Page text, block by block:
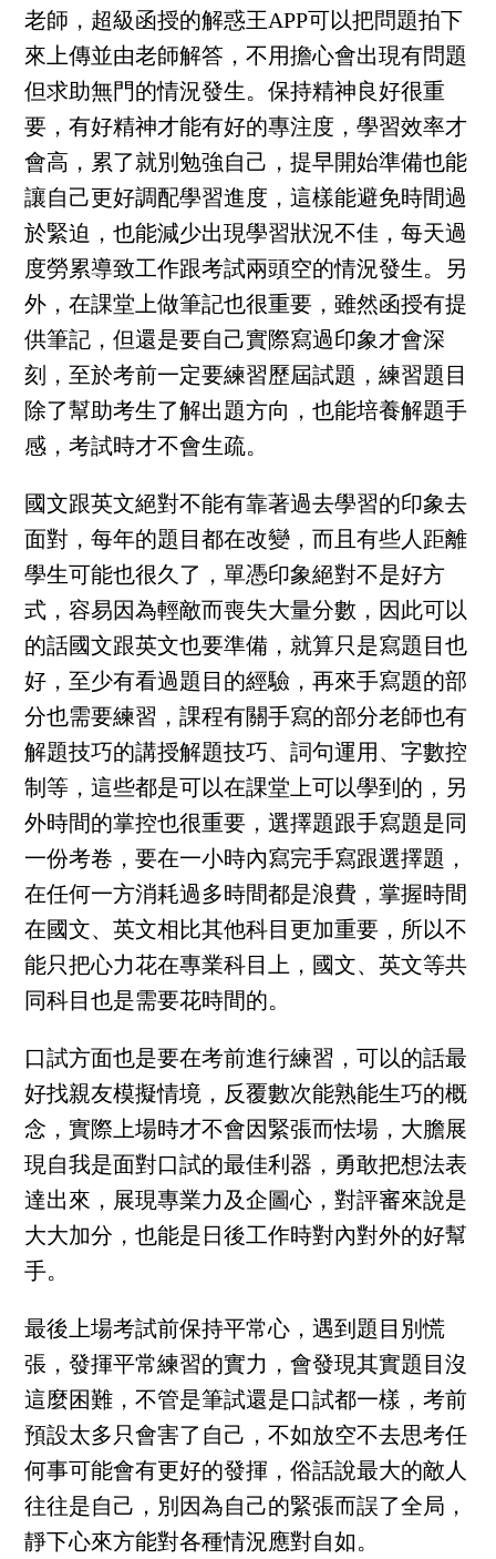
老師，超級函授的解惑王APP可以把問題拍下
來上傳並由老師解答，不用擔心會出現有問題
但求助無門的情況發生。保持精神良好很重
要，有好精神才能有好的專注度，學習效率才
會高，累了就別勉強自己，提早開始準備也能
讓自己更好調配學習進度，這樣能避免時間過
於緊迫，也能減少出現學習狀況不佳，每天過
度勞累導致工作跟考試兩頭空的情況發生。另
外，在課堂上做筆記也很重要，雖然函授有提
供筆記，但還是要自己實際寫過印象才會深
刻，至於考前一定要練習歷屆試題，練習題目
除了幫助考生了解出題方向，也能培養解題手
感，考試時才不會生疏。
國文跟英文絕對不能有靠著過去學習的印象去
面對，每年的題目都在改變，而且有些人距離
學生可能也很久了，單憑印象絕對不是好方
式，容易因為輕敵而喪失大量分數，因此可以
的話國文跟英文也要準備，就算只是寫題目也
好，至少有看過題目的經驗，再來手寫題的部
分也需要練習，課程有關手寫的部分老師也有
解題技巧的講授解題技巧、詞句運用、字數控
制等，這些都是可以在課堂上可以學到的，另
外時間的掌控也很重要，選擇題跟手寫題是同
一份考卷，要在一小時內寫完手寫跟選擇題，
在任何一方消耗過多時間都是浪費，掌握時間
在國文、英文相比其他科目更加重要，所以不
能只把心力花在專業科目上，國文、英文等共
同科目也是需要花時間的。
口試方面也是要在考前進行練習，可以的話最
好找親友模擬情境，反覆數次能熟能生巧的概
念，實際上場時才不會因緊張而怯場，大膽展
現自我是面對口試的最佳利器，勇敢把想法表
達出來，展現專業力及企圖心，對評審來說是
大大加分，也能是日後工作時對內對外的好幫
手。
最後上場考試前保持平常心，遇到題目別慌
張，發揮平常練習的實力，會發現其實題目沒
這麼困難，不管是筆試還是口試都一樣，考前
預設太多只會害了自己，不如放空不去思考任
何事可能會有更好的發揮，俗話說最大的敵人
往往是自己，別因為自己的緊張而誤了全局，
靜下心來方能對各種情況應對自如。